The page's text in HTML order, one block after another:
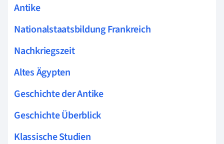
Antike
Nationalstaatsbildung Frankreich
Nachkriegszeit
Altes Ägypten
Geschichte der Antike
Geschichte Überblick
Klassische Studien